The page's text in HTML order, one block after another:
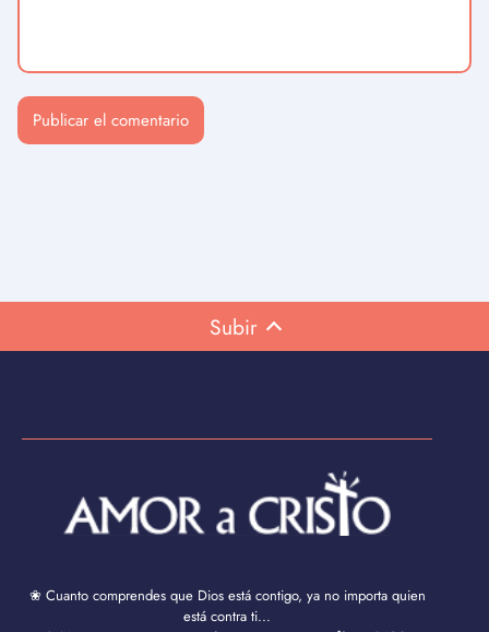
Subir
❀ Cuanto comprendes que Dios está contigo, ya no importa quien
está contra ti...